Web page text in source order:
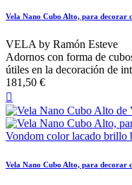
Vela Nano Cubo Alto, para decorar
VELA by Ramón Esteve
Adornos con forma de
útiles en la decoración de
181,50 €

Vela Nano Cubo Alto, para decorar